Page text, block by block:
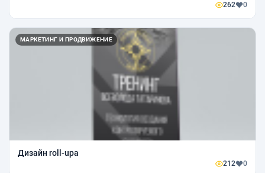
262 0
МАРКЕТИНГ И ПРОДВИЖЕНИЕ
Дизайн roll-upa
212 0